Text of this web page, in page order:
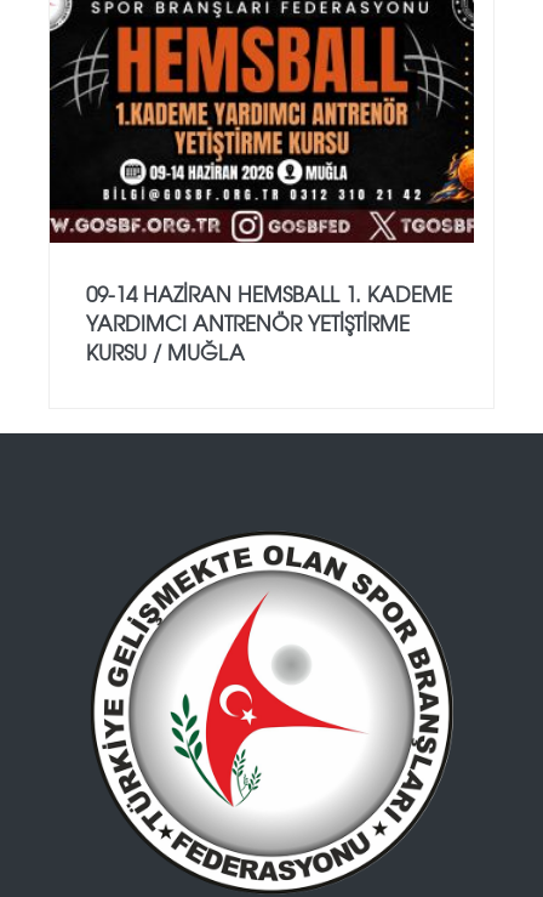
09-14 HAZİRAN HEMSBALL 1. KADEME
YARDIMCI ANTRENÖR YETİŞTİRME
KURSU / MUĞLA